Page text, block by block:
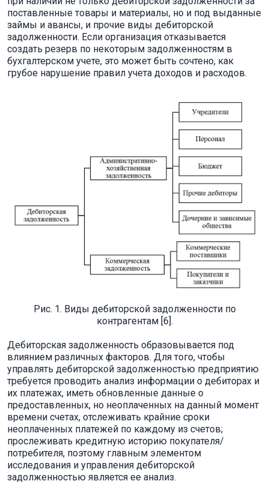
поставленные товары и материалы, но и под выданные
займы и авансы, и прочие виды дебиторской
задолженности. Если организация отказывается
создать резерв по некоторым задолженностям в
бухгалтерском учете, это может быть сочтено, как
грубое нарушение правил учета доходов и расходов.
Рис. 1. Виды дебиторской задолженности по
контрагентам [6].
Дебиторская задолженность образовывается под
влиянием различных факторов. Для того, чтобы
управлять дебиторской задолженностью предприятию
требуется проводить анализ информации о дебиторах и
их платежах, иметь обновленные данные о
предоставленных, но неоплаченных на данный момент
времени счетах, отслеживать крайние сроки
неоплаченных платежей по каждому из счетов;
прослеживать кредитную историю покупателя/
потребителя, поэтому главным элементом
исследования и управления дебиторской
задолженностью является ее анализ.